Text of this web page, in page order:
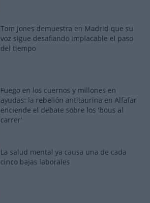
Tom Jones demuestra en Madrid que su
voz sigue desafiando implacable el paso
del tiempo
Fuego en los cuernos y millones en
ayudas: la rebelión antitaurina en Alfafar
enciende el debate sobre los 'bous al
carrer'
La salud mental ya causa una de cada
cinco bajas laborales